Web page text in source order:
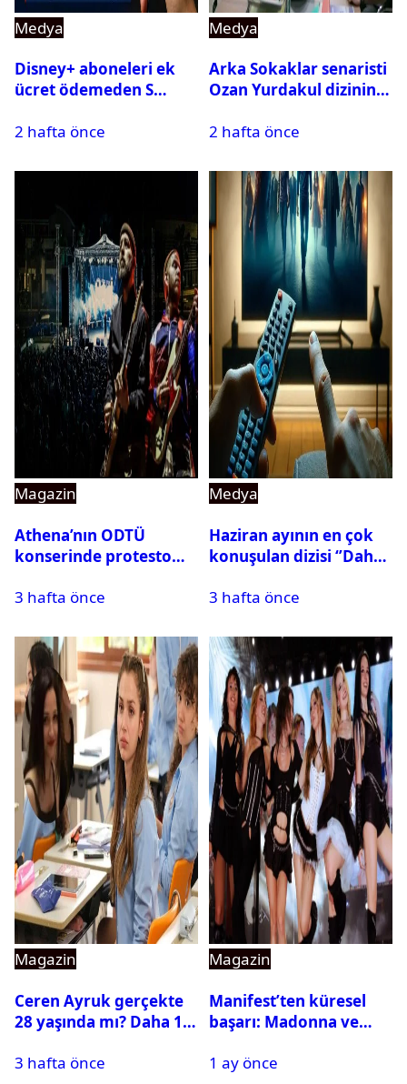
Medya
Disney+ aboneleri ek
ücret ödemeden S
izleyebilecek
2 hafta önce
Medya
Arka Sokaklar senaristi
Ozan Yurdakul dizinin
2 hafta önce
Magazin
Athena’nın ODTÜ
konserinde protesto
3 hafta önce
Medya
Haziran ayının en çok
konuşulan dizisi ‘’Daha
3 hafta önce
Magazin
Ceren Ayruk gerçekte
28 yaşında mı? Daha 17
3 hafta önce
Magazin
Manifest’ten küresel
başarı: Madonna ve
bıraktı
1 ay önce